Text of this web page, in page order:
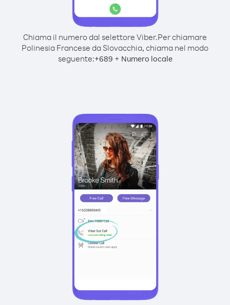
Chiama il numero dal selettore Viber.Per chiamare
Polinesia Francese da Slovacchia, chiama nel modo
seguente:+689 + Numero locale